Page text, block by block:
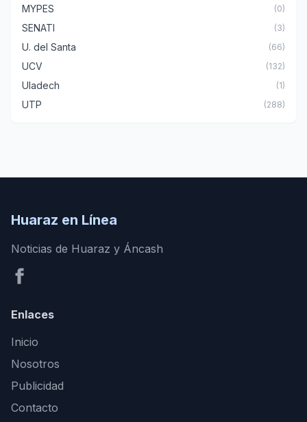
MYPES (0)
SENATI (3)
U. del Santa (66)
UCV (132)
Uladech (1)
UTP (288)
Huaraz en Línea
Noticias de Huaraz y Áncash
Enlaces
Inicio
Nosotros
Publicidad
Contacto